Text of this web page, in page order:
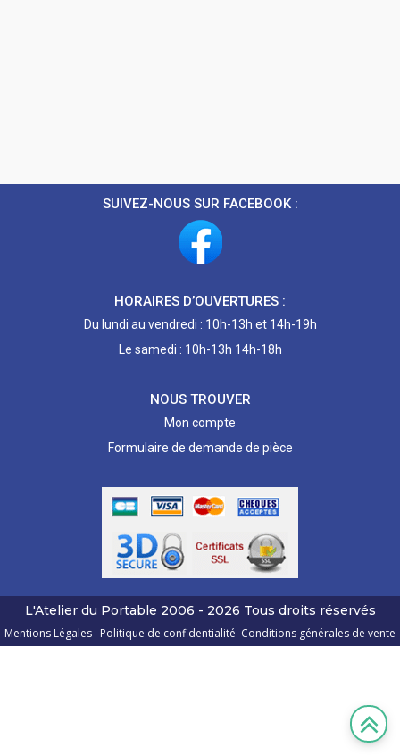
SUIVEZ-NOUS SUR FACEBOOK :
HORAIRES D’OUVERTURES :
Du lundi au vendredi : 10h-13h et 14h-19h
Le samedi : 10h-13h 14h-18h
NOUS TROUVER
Mon compte
Formulaire de demande de pièce
L'Atelier du Portable 2006 - 2026 Tous droits réservés
Mentions Légales Politique de confidentialité Conditions générales de vente